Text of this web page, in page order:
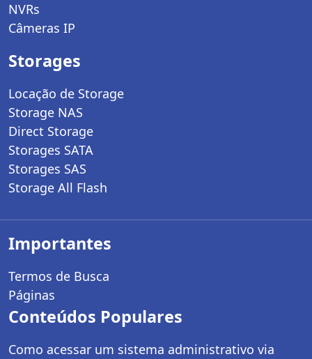
NVRs
Câmeras IP
Storages
Locação de Storage
Storage NAS
Direct Storage
Storages SATA
Storages SAS
Storage All Flash
Importantes
Termos de Busca
Páginas
Conteúdos Populares
Como acessar um sistema administrativo via